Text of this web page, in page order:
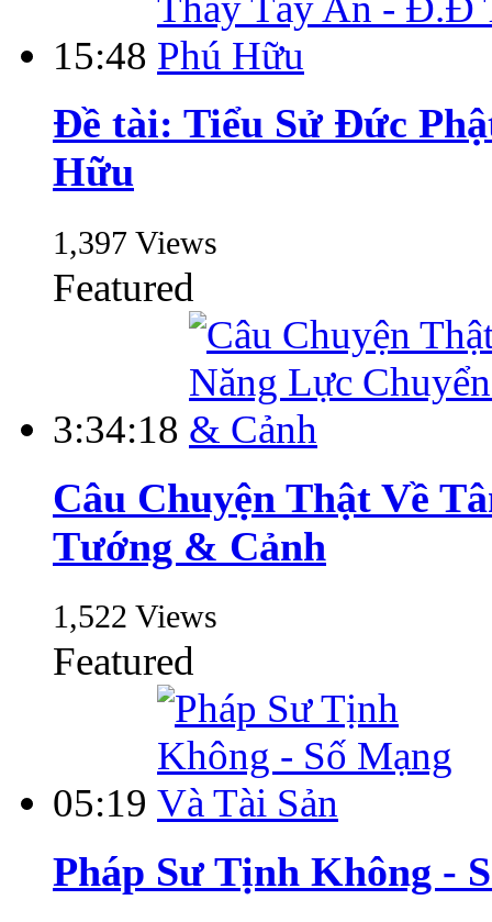
15:48
Đề tài: Tiểu Sử Đức
Hữu
1,397 Views
Featured
3:34:18
Câu Chuyện Thật Về
Tướng & Cảnh
1,522 Views
Featured
05:19
Pháp Sư Tịnh Không -